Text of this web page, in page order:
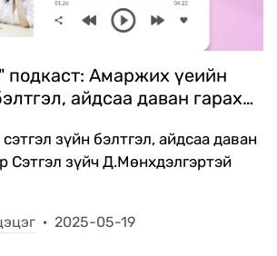
подкаст: Амаржих үеийн
айдсаа даван гарах
зүйн бэлтгэл, айдсаа даван
Сэтгэл зүйч Д.Мөнхдэлгэртэй
· 2025-05-19